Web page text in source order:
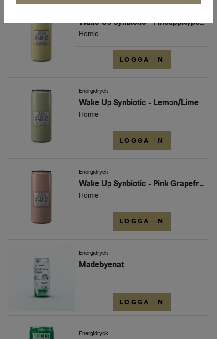
Wake Up Synbiotic - Pineapple/pear
Homie
LOGGA IN
Energidryck
Wake Up Synbiotic - Lemon/Lime
Homie
LOGGA IN
Energidryck
Wake Up Synbiotic - Pink Grapefruit
Homie
LOGGA IN
Energidryck
Madebyenat
LOGGA IN
Energidryck